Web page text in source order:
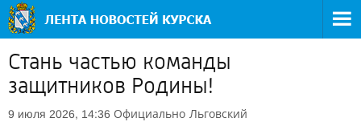
Стань частью команды
защитников Родины!
9 июля 2026, 14:36 Официально Льговский